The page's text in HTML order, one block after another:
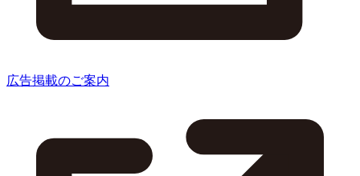
広告掲載のご案内